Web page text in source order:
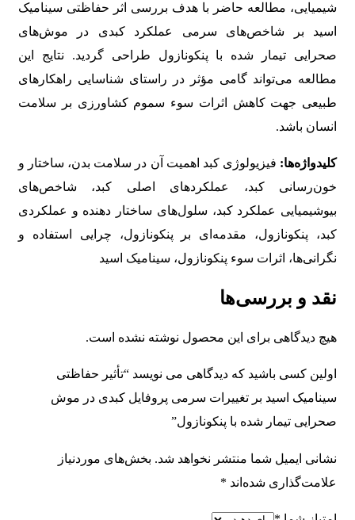
ﺷﯿﻤﯿﺎﯾﯽ، ﻣﻄﺎﻟﻌﻪ ﺣﺎﺿﺮ ﺑﺎ ﻫﺪف ﺑﺮرﺳﯽ اﺛﺮ ﺣﻔﺎﻇﺘﯽ ﺳﯿﻨﺎﻣﯿﮏ
اﺳﯿﺪ ﺑﺮ ﺷﺎﺧﺺﻫﺎی ﺳﺮﻣﯽ ﻋﻤﻠﮑﺮد ﮐﺒﺪی در ﻣﻮشﻫﺎی
ﺻﺤﺮاﯾﯽ ﺗﯿﻤﺎر ﺷﺪه ﺑﺎ ﭘﻨﮑﻮﻧﺎزول ﻃﺮاﺣﯽ ﮔﺮدﯾﺪ. ﻧﺘﺎﯾﺞ اﯾﻦ
ﻣﻄﺎﻟﻌﻪ ﻣﯽﺗﻮاﻧﺪ ﮔﺎﻣﯽ ﻣﺆﺛﺮ در راﺳﺘﺎی ﺷﻨﺎﺳﺎﯾﯽ راﻫﮑﺎرﻫﺎی
ﻃﺒﯿﻌﯽ ﺟﻬﺖ ﮐﺎﻫﺶ اﺛﺮات ﺳﻮء ﺳﻤﻮم ﮐﺸﺎورزی ﺑﺮ ﺳﻼﻣﺖ
اﻧﺴﺎن ﺑﺎﺷﺪ.
کلیدواژه‌ها: ﻓﯿﺰﯾﻮﻟﻮژی ﮐﺒﺪ اﻫﻤﯿﺖ آن در ﺳﻼﻣﺖ ﺑﺪن، ﺳﺎﺧﺘﺎر و
خون‌رسانی ﮐﺒﺪ، ﻋﻤﻠﮑﺮدﻫﺎی اﺻﻠﯽ ﮐﺒﺪ، ﺷﺎﺧﺺﻫﺎی
ﺑﯿﻮﺷﯿﻤﯿﺎﯾﯽ ﻋﻤﻠﮑﺮد ﮐﺒﺪ، ﺳﻠﻮلﻫﺎی ﺳﺎﺧﺘﺎر دﻫﻨﺪه و ﻋﻤﻠﮑﺮدی
ﮐﺒﺪ، ﭘﻨﮑﻮﻧﺎزول، مقدمه‌ای ﺑﺮ ﭘﻨﮑﻮﻧﺎزول، ﭼﺮاﯾﯽ اﺳﺘﻔﺎده و
نگرانی‌ها، اﺛﺮات ﺳﻮء ﭘﻨﮑﻮﻧﺎزول، ﺳﯿﻨﺎﻣﯿﮏ اﺳﯿﺪ
نقد و بررسی‌ها
هیچ دیدگاهی برای این محصول نوشته نشده است.
اولین کسی باشید که دیدگاهی می نویسد “تأثیر ﺣﻔﺎﻇﺘﯽ
ﺳﯿﻨﺎﻣﯿﮏ اﺳﯿﺪ ﺑﺮ ﺗﻐﯿﯿﺮات ﺳﺮﻣﯽ ﭘﺮوﻓﺎﯾﻞ ﮐﺒﺪی در ﻣﻮش
ﺻﺤﺮاﯾﯽ ﺗﯿﻤﺎر ﺷﺪه ﺑﺎ ﭘﻨﮑﻮﻧﺎزول”
نشانی ایمیل شما منتشر نخواهد شد. بخش‌های موردنیاز
علامت‌گذاری شده‌اند *